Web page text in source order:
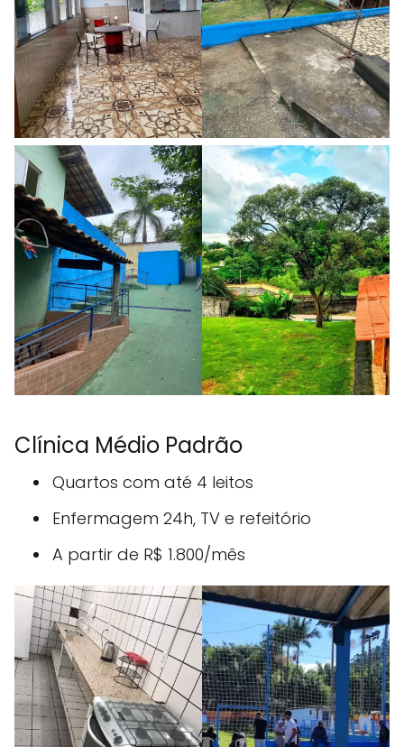
Clínica Médio Padrão
Quartos com até 4 leitos
Enfermagem 24h, TV e refeitório
A partir de R$ 1.800/mês